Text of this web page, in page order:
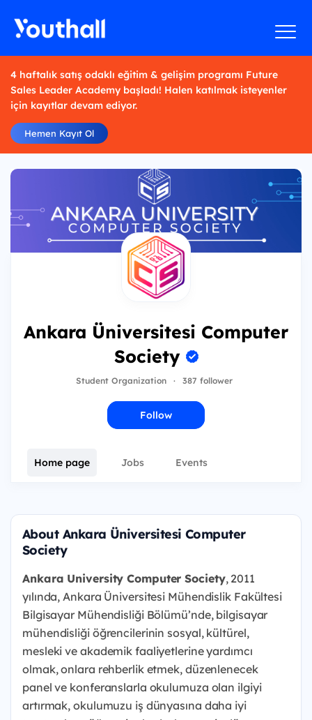
4 haftalık satış odaklı eğitim & gelişim programı Future
Sales Leader Academy başladı! Halen katılmak isteyenler
için kayıtlar devam ediyor.
Hemen Kayıt Ol
Ankara Üniversitesi Computer
Society
Student Organization · 387 follower
Follow
Home page Jobs Events
About Ankara Üniversitesi Computer
Society
Ankara University Computer Society, 2011
yılında, Ankara Üniversitesi Mühendislik Fakültesi
Bilgisayar Mühendisliği Bölümü’nde, bilgisayar
mühendisliği öğrencilerinin sosyal, kültürel,
mesleki ve akademik faaliyetlerine yardımcı
olmak, onlara rehberlik etmek, düzenlenecek
panel ve konferanslarla okulumuza olan ilgiyi
artırmak, okulumuzu iş dünyasına daha iyi